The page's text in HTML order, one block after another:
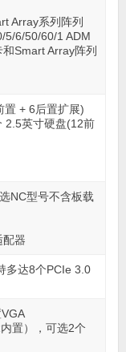
Array系列阵列
5/6/50/60/1 ADM
Smart Array阵列
置 + 6后置扩展)
2.5英寸硬盘(12前
NC型号不含板载
配器
多达8个PCIe 3.0
置），可选2个